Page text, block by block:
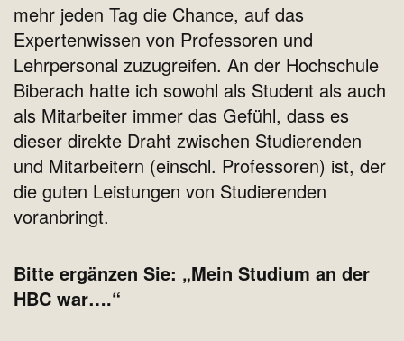
mehr jeden Tag die Chance, auf das
Expertenwissen von Professoren und
Lehrpersonal zuzugreifen. An der Hochschule
Biberach hatte ich sowohl als Student als auch
als Mitarbeiter immer das Gefühl, dass es
dieser direkte Draht zwischen Studierenden
und Mitarbeitern (einschl. Professoren) ist, der
die guten Leistungen von Studierenden
voranbringt.
Bitte ergänzen Sie: „Mein Studium an der
HBC war….“